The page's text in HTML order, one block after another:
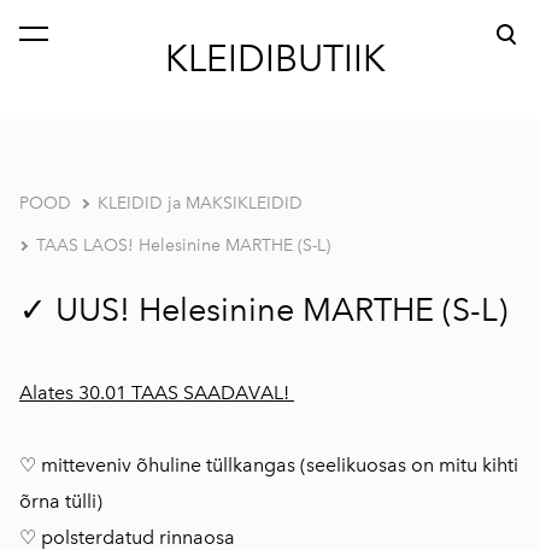
KLEIDIBUTIIK
lisati ostukorvi. Vaata ostukorvi
POOD KLEIDID ja MAKSIKLEIDID
TAAS LAOS! Helesinine MARTHE (S-L)
✓ UUS! Helesinine MARTHE (S-L)
Alates 30.01 TAAS SAADAVAL!
♡ mitteveniv õhuline tüllkangas (seelikuosas on mitu kihti
õrna tülli)
♡ polsterdatud rinnaosa